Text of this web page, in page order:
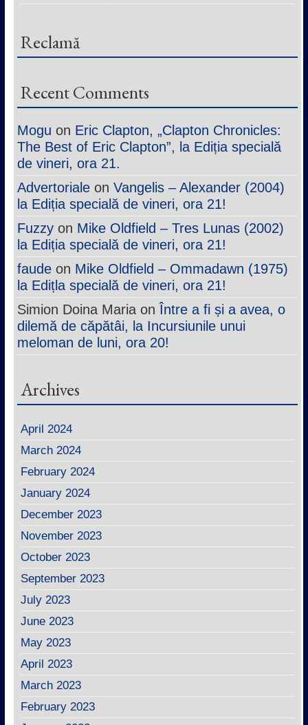
Reclamă
Recent Comments
Mogu on Eric Clapton, „Clapton Chronicles:
The Best of Eric Clapton”, la Ediția specială
de vineri, ora 21.
Advertorialeon Vangelis – Alexander (2004)
la Ediția specială de vineri, ora 21!
Fuzzyon Mike Oldfield – Tres Lunas (2002)
la Ediția specială de vineri, ora 21!
faudeon Mike Oldfield – Ommadawn (1975)
la Edițla specială de vineri, ora 21!
Simion Doina MariaonÎntre a fi și a avea, o
dilemă de căpătâi, la Incursiunile unui
meloman de luni, ora 20!
Archives
April 2024
March 2024
February 2024
January 2024
December 2023
November 2023
October 2023
September 2023
July 2023
June 2023
May 2023
April 2023
March 2023
February 2023